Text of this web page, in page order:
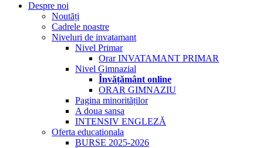
Despre noi
Noutăți
Cadrele noastre
Niveluri de invatamant
Nivel Primar
Orar INVATAMANT PRIMAR
Nivel Gimnazial
Învățământ online
ORAR GIMNAZIU
Pagina minorităților
A doua sansa
INTENSIV ENGLEZĂ
Oferta educationala
BURSE 2025-2026